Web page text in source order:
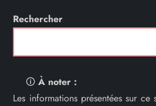
Rechercher
🛈À noter :
Les informations présentées sur